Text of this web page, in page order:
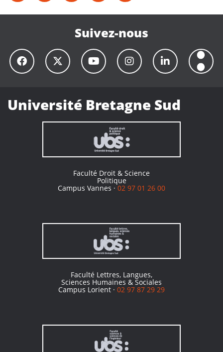
Suivez-nous
Université Bretagne Sud
Faculté Droit & Science
Politique
Campus Vannes ·02 97 01 26 00
Faculté Lettres, Langues,
Sciences Humaines & Sociales
Campus Lorient · 02 97 87 29 29